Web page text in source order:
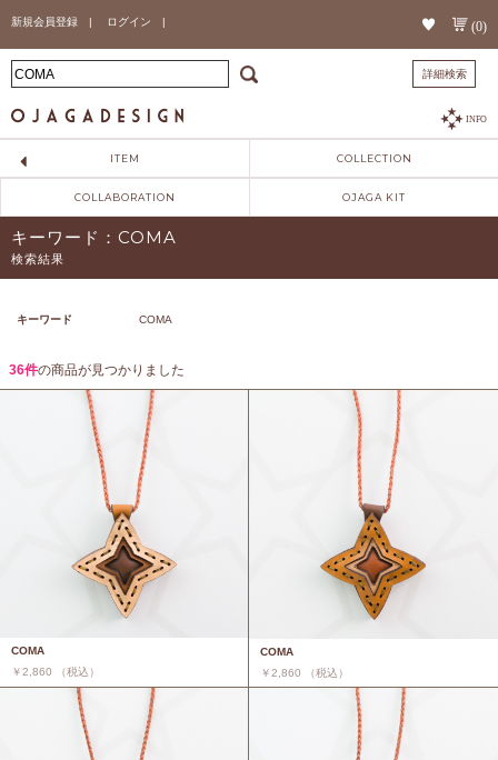
新規会員登録 | ログイン | (0)
詳細検索
INFO
ITEM COLLECTION
COLLABORATION OJAGA KIT
キーワード：COMA
検索結果
キーワード COMA
36件の商品が見つかりました
COMA
￥2,860 （税込）
COMA
￥2,860 （税込）